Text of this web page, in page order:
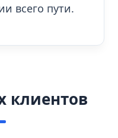
всего пути.
клиентов